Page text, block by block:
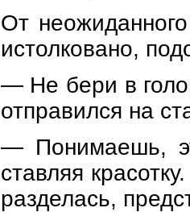
От
истолковано,
— Не бери в
отправился на
— Понимаешь,
ставляя
разделась,